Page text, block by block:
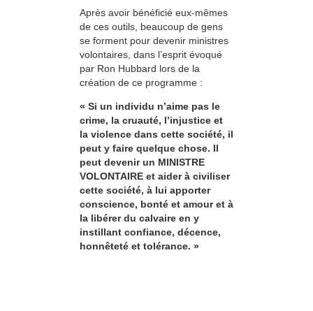
Après avoir bénéficié eux-mêmes
de ces outils, beaucoup de gens
se forment pour devenir ministres
volontaires, dans l’esprit évoqué
par Ron Hubbard lors de la
création de ce programme :
« Si un individu n’aime pas le
crime, la cruauté, l’injustice et
la violence dans cette société, il
peut y faire quelque chose. Il
peut devenir un MINISTRE
VOLONTAIRE et aider à civiliser
cette société, à lui apporter
conscience, bonté et amour et à
la libérer du calvaire en y
instillant confiance, décence,
honnêteté et tolérance. »